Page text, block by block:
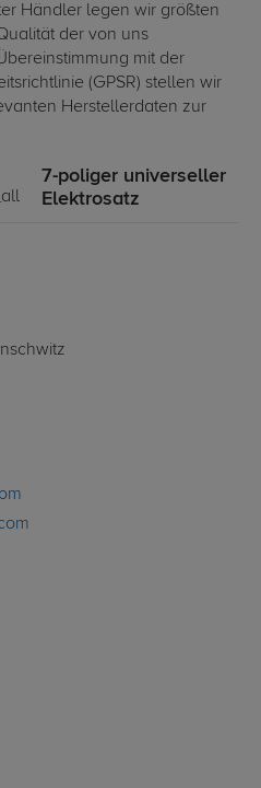
Händler legen wir größten
der von uns
mit der
(GPSR) stellen wir
Herstellerdaten zur
7-poliger universeller
Elektrosatz